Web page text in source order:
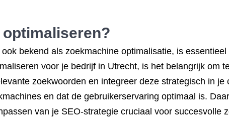
optimaliseren?
bekend als zoekmachine optimalisatie, is
voor je bedrijf in Utrecht, is het belangrijk om
zoekwoorden en integreer deze strategisch in
en dat de gebruikerservaring optimaal is.
van je SEO-strategie cruciaal voor succesvolle